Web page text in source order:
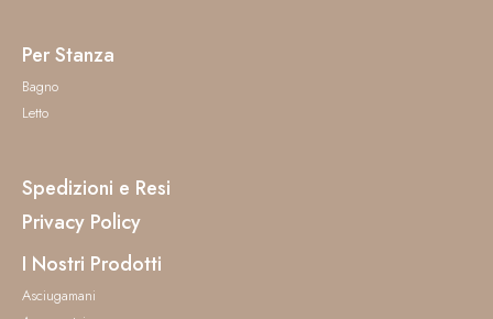
Per Stanza
Bagno
Letto
Spedizioni e Resi
Privacy Policy
I Nostri Prodotti
Asciugamani